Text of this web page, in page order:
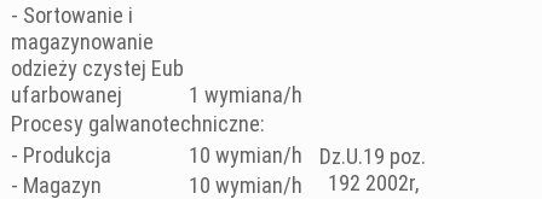
- Sortowanie i
magazynowanie
odzieży czystej Eub
ufarbowanej
1 wymiana/h
Procesy galwanotechniczne:
- Produkcja
10 wymian/h
Dz.U.19 poz.
192 2002r,
- Magazyn 10 wymian/h